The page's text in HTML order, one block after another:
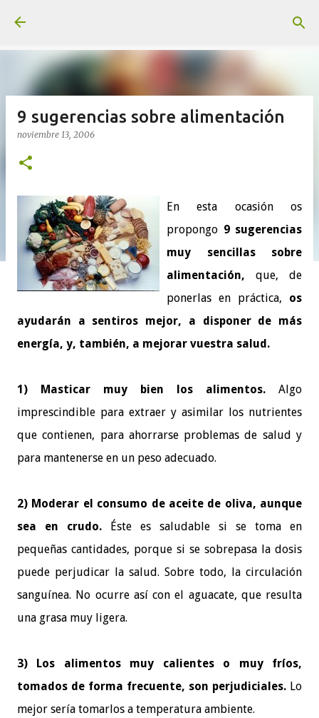
9 sugerencias sobre alimentación
noviembre 13, 2006
En esta ocasión os
propongo 9 sugerencias
muy sencillas sobre
alimentación, que, de
ponerlas en práctica, os
ayudarán a sentiros mejor, a disponer de más
energía, y, también, a mejorar vuestra salud.
1) Masticar muy bien los alimentos. Algo
imprescindible para extraer y asimilar los nutrientes
que contienen, para ahorrarse problemas de salud y
para mantenerse en un peso adecuado.
2) Moderar el consumo de aceite de oliva, aunque
sea en crudo. Éste es saludable si se toma en
pequeñas cantidades, porque si se sobrepasa la dosis
puede perjudicar la salud. Sobre todo, la circulación
sanguínea. No ocurre así con el aguacate, que resulta
una grasa muy ligera.
3) Los alimentos muy calientes o muy fríos,
tomados de forma frecuente, son perjudiciales. Lo
mejor sería tomarlos a temperatura ambiente.